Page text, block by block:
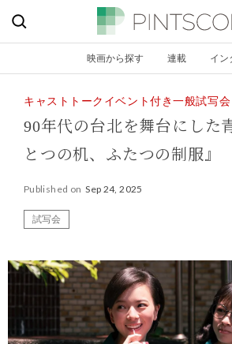
映画から探す 連載 イン
キャストトークイベント付き一般試写会
90年代の台北を舞台にした
とつの机、ふたつの制服』
Published on Sep 24, 2025
試写会